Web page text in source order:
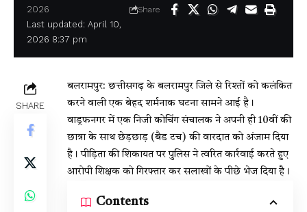
Last updated: April 10,
2026 8:37 pm
2026
Share
SHARE
बलरामपुर: छत्तीसगढ़ के बलरामपुर जिले से रिश्तों को कलंकित
करने वाली एक बेहद शर्मनाक घटना सामने आई है।
वाड्रफनगर में एक निजी कोचिंग संचालक ने अपनी ही 10वीं की
छात्रा के साथ छेड़छाड़ (बैड टच) की वारदात को अंजाम दिया
है। पीड़िता की शिकायत पर पुलिस ने त्वरित कार्रवाई करते हुए
आरोपी शिक्षक को गिरफ्तार कर सलाखों के पीछे भेज दिया है।
Contents